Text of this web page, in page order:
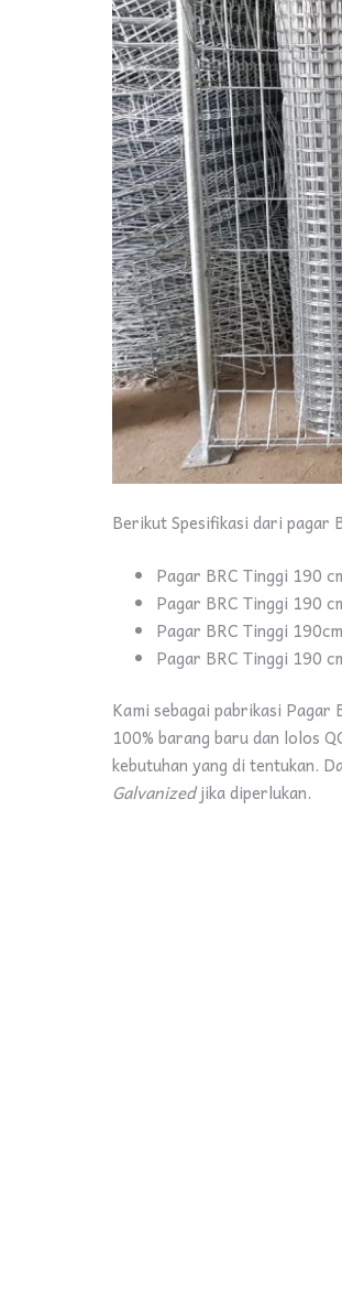
Berikut Spesifikasi dari pagar
Pagar BRC Tinggi 190
Pagar BRC Tinggi 190
Pagar BRC Tinggi
Pagar BRC Tinggi 190
Kami sebagai pabrikasi Pagar
100% barang baru dan lolos
kebutuhan yang di tentukan.
Galvanizedjika diperlukan.